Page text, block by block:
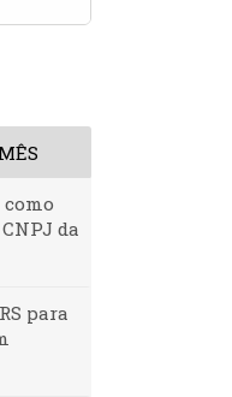
MÊS
da
para